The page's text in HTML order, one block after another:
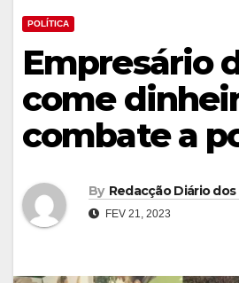
POLÍTICA
Empresário
come
combate a
By Redacção Diário
FEV 21, 2023